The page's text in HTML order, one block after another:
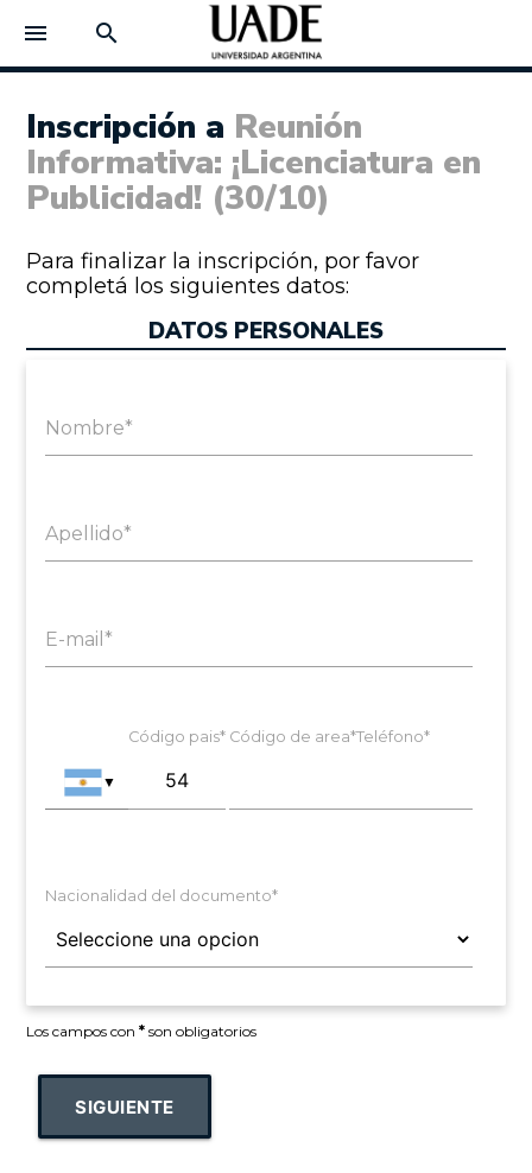
menu search
Inscripción a Reunión
Informativa: ¡Licenciatura en
Publicidad! (30/10)
Para finalizar la inscripción, por favor
completá los siguientes datos:
DATOS PERSONALES
Nombre*
Apellido*
E-mail*
▼
Código pais* Código de area*Teléfono*
Nacionalidad del documento*
Los campos con* son obligatorios
SIGUIENTE